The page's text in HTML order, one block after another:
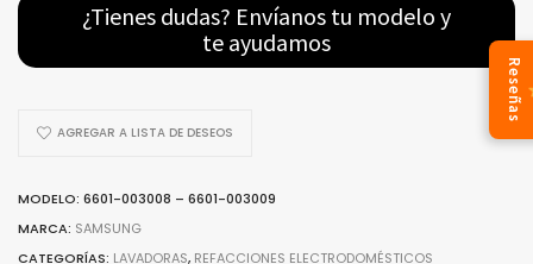
¿Tienes dudas? Envíanos tu modelo y
te ayudamos
AGREGAR A LISTA DE DESEOS
MODELO: 6601-003008 – 6601-003009
MARCA: SAMSUNG
CATEGORÍAS: LAVADORAS, REFACCIONES ELECTRODOMÉSTICOS
Reseñas